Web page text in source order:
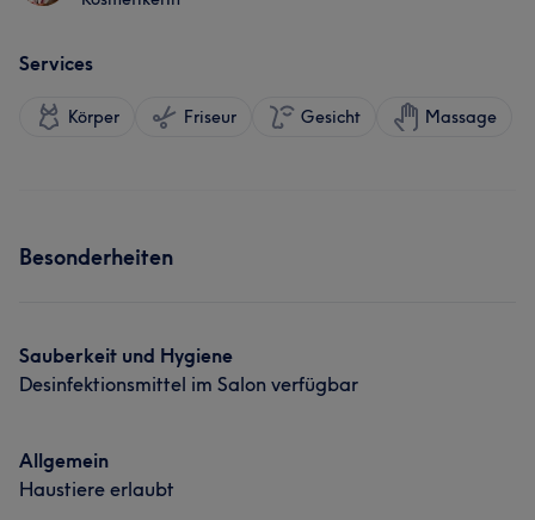
Services
Körper Friseur Gesicht Massage
Besonderheiten
Sauberkeit und Hygiene
Desinfektionsmittel im Salon verfügbar
Allgemein
Haustiere erlaubt